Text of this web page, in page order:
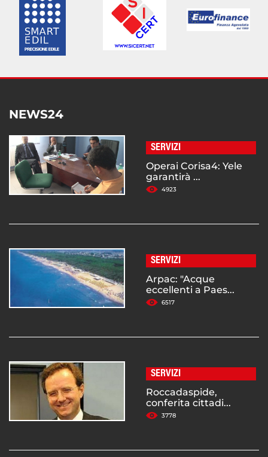
NEWS24
SERVIZI
Operai Corisa4: Yele
garantirà ...
4923
SERVIZI
Arpac: "Acque
eccellenti a Paes...
6517
SERVIZI
Roccadaspide,
conferita cittadi...
3778